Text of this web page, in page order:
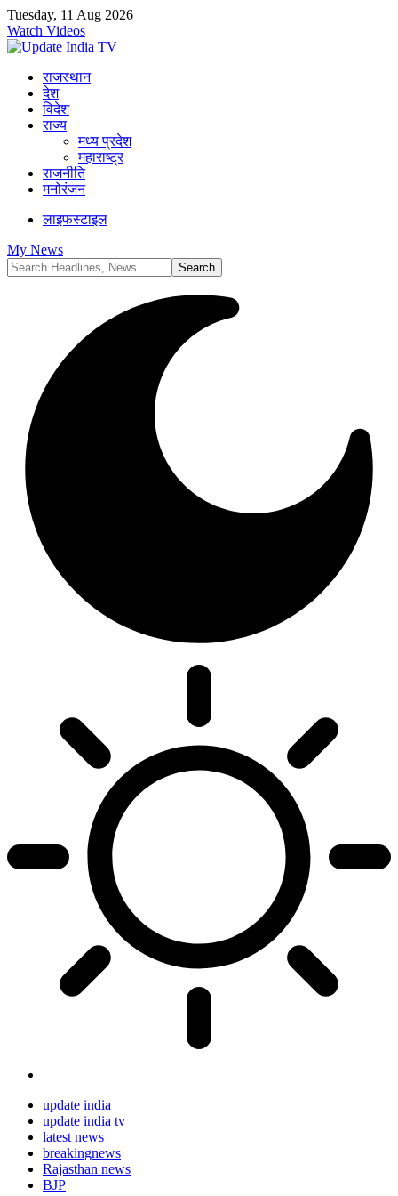
Tuesday, 11 Aug 2026
Watch Videos
राजस्थान
देश
विदेश
राज्य
मध्य प्रदेश
महाराष्ट्र
राजनीति
मनोरंजन
लाइफस्टाइल
My News
update india
update india tv
latest news
breakingnews
Rajasthan news
BJP